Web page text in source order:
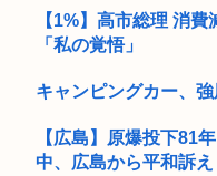
【1%】高市総理 消
「私の覚悟」
キャンピングカー、
【広島】原爆投下81
中、広島から平和訴え